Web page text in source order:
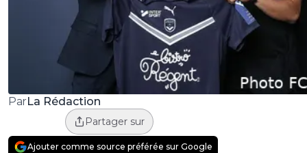
ParLa Rédaction
Partager sur
Ajouter comme source préférée sur Google